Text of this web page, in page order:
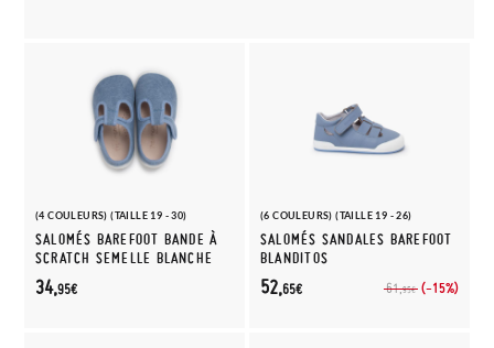
(4 COULEURS) (TAILLE 19 - 30)
SALOMÉS BAREFOOT BANDE À
SCRATCH SEMELLE BLANCHE
34,95€
(6 COULEURS) (TAILLE 19 - 26)
SALOMÉS SANDALES BAREFOOT
BLANDITOS
61,95€ (-15%)
52,65€